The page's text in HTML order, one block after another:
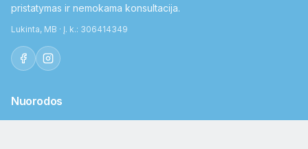
pristatymas ir nemokama konsultacija.
Lukinta, MB · Į. k.: 306414349
Nuorodos
Parduotuvė